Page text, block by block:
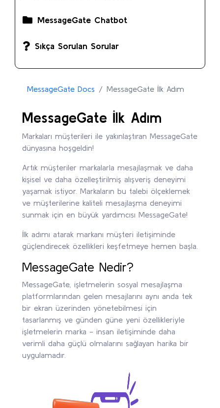
MessageGate Chatbot
Sıkça Sorulan Sorular
MessageGate Docs MessageGate İlk Adım
MessageGate İlk Adım
Markaları müşterileri ile yakınlaştıran MessageGate
dünyasına hoşgeldin!
Artık müşteriler markalarla mesajlaşmak ve daha
kişisel ve daha özelleştirilmiş alışveriş deneyimi
yaşamak istiyor. Markaların bu talebi ölçeklemek
ve müşterilerine kaliteli mesajlaşma deneyimi
sunmak için en büyük yardımcısı MessageGate!
İlk adımı atarak markanı müşteri iletişiminde
güçlendirecek özellikleri keşfetmeye hemen başla.
MessageGate Nedir?
MessageGate, işletmelerin sosyal mesajlaşma
platformlarından gelen mesajlarını aynı anda tek
bir ekran üzerinden yönetebilmesi için
tasarlanmış ve günden güne yeni özellikleriyle
işletmelerin marka - insan iletişiminde daha
verimli daha güçlü olmalarını sağlayan harika bir
uygulamadır.